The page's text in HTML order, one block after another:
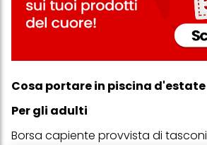
Cosa portare in piscina d'estate
Per gli adulti
Borsa capiente provvista di tasconi